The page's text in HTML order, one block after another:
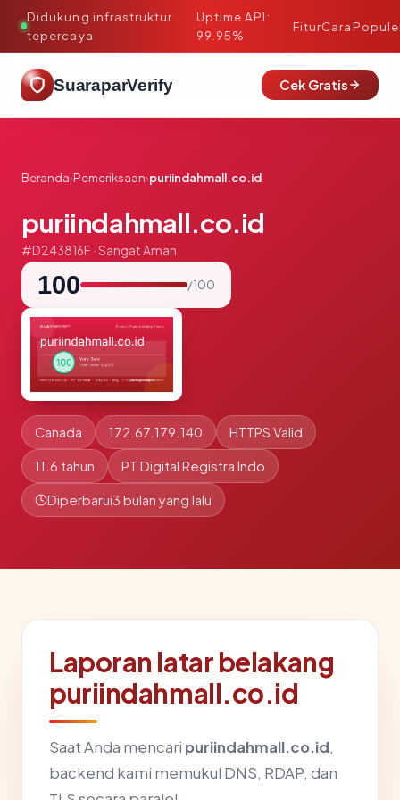
Didukung infrastruktur
tepercaya
·
Uptime API:
99.95%
FiturCara
SuaraparVerify Cek Gratis
Beranda›Pemeriksaan›puriindahmall.co.id
puriindahmall.co.id
#D243816F · Sangat Aman
100 / 100
Canada 172.67.179.140 HTTPS Valid
11.6 tahun PT Digital Registra Indo
Diperbarui3 bulan yang lalu
Laporan latar belakang
puriindahmall.co.id
Saat Anda mencari puriindahmall.co.id,
backend kami memukul DNS, RDAP, dan